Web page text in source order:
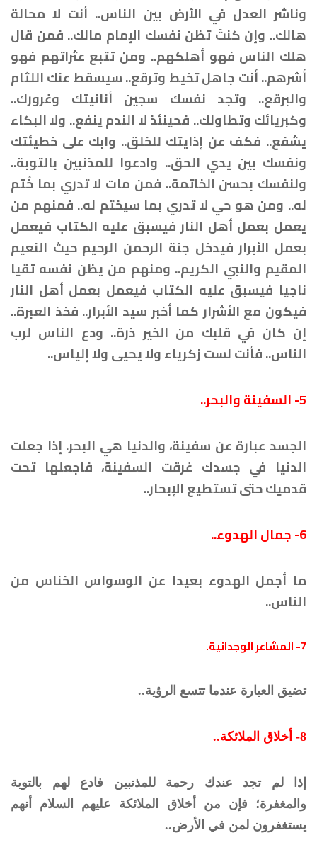
وناشر العدل في الأرض بين الناس.. أنت لا محالة
هالك.. وإن كنتَ تظن نفسك الإمام مالك.. فمن قال
هلك الناس فهو أهلكهم.. ومن تتبع عثراتهم فهو
أشرهم.. أنت جاهل تخيط وترقع.. سيسقط عنك اللثام
والبرقع.. وتجد نفسك سجين أنانيتك وغرورك..
وكبريائك وتطاولك.. فحينئذ لا الندم ينفع.. ولا البكاء
يشفع.. فكف عن إذايتك للخلق.. وابك على خطيئتك
ونفسك بين يدي الحق.. وادعوا للمذنبين بالتوبة..
ولنفسك بحسن الخاتمة.. فمن مات لا تدري بما خُتم
له.. ومن هو حي لا تدري بما سيختم له.. فمنهم من
يعمل بعمل أهل النار فيسبق عليه الكتاب فيعمل
بعمل الأبرار فيدخل جنة الرحمن الرحيم حيث النعيم
المقيم والنبي الكريم.. ومنهم من يظن نفسه تقيا
ناجيا فيسبق عليه الكتاب فيعمل بعمل أهل النار
فيكون مع الأشرار كما أخبر سيد الأبرار.. فخذ العبرة..
إن كان في قلبك من الخير ذرة.. ودع الناس لرب
الناس.. فأنت لست زكرياء ولا يحيى ولا إلياس..
5- السفينة والبحر..
الجسد عبارة عن سفينة، والدنيا هي البحر. إذا جعلت
الدنيا في جسدك غرقت السفينة، فاجعلها تحت
قدميك حتى تستطيع الإبحار..
6- جمال الهدوء..
ما أجمل الهدوء بعيدا عن الوسواس الخناس من
الناس..
7- المشاعر الوجدانية.
تضيق العبارة عندما تتسع الرؤية..
8- أخلاق الملائكة..
إذا لم تجد عندك رحمة للمذنبين فادع لهم بالتوبة
والمغفرة؛ فإن من أخلاق الملائكة عليهم السلام أنهم
يستغفرون لمن في الأرض..